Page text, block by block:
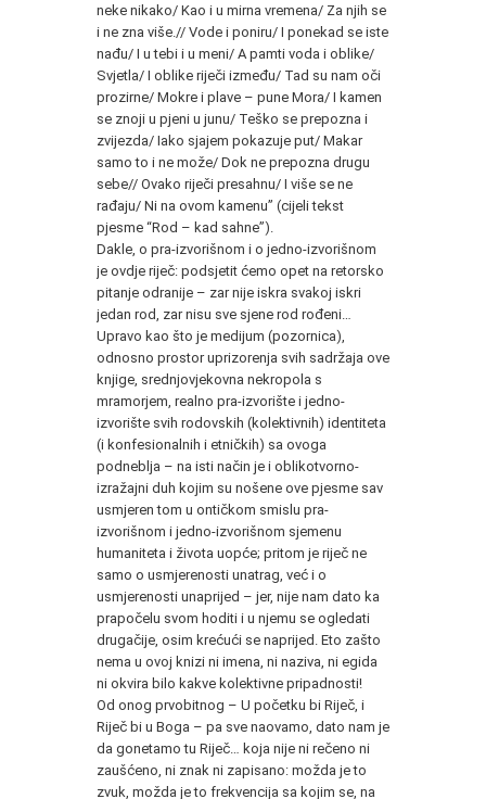
neke nikako/ Kao i u mirna vremena/ Za njih se
i ne zna više.// Vode i poniru/ I ponekad se iste
nađu/ I u tebi i u meni/ A pamti voda i oblike/
Svjetla/ I oblike riječi između/ Tad su nam oči
prozirne/ Mokre i plave – pune Mora/ I kamen
se znoji u pjeni u junu/ Teško se prepozna i
zvijezda/ Iako sjajem pokazuje put/ Makar
samo to i ne može/ Dok ne prepozna drugu
sebe// Ovako riječi presahnu/ I više se ne
rađaju/ Ni na ovom kamenu” (cijeli tekst
pjesme “Rod – kad sahne”).
Dakle, o pra-izvorišnom i o jedno-izvorišnom
je ovdje riječ: podsjetit ćemo opet na retorsko
pitanje odranije – zar nije iskra svakoj iskri
jedan rod, zar nisu sve sjene rod rođeni…
Upravo kao što je medijum (pozornica),
odnosno prostor uprizorenja svih sadržaja ove
knjige, srednjovjekovna nekropola s
mramorjem, realno pra-izvorište i jedno-
izvorište svih rodovskih (kolektivnih) identiteta
(i konfesionalnih i etničkih) sa ovoga
podneblja – na isti način je i oblikotvorno-
izražajni duh kojim su nošene ove pjesme sav
usmjeren tom u ontičkom smislu pra-
izvorišnom i jedno-izvorišnom sjemenu
humaniteta i života uopće; pritom je riječ ne
samo o usmjerenosti unatrag, već i o
usmjerenosti unaprijed – jer, nije nam dato ka
prapočelu svom hoditi i u njemu se ogledati
drugačije, osim krećući se naprijed. Eto zašto
nema u ovoj knizi ni imena, ni naziva, ni egida
ni okvira bilo kakve kolektivne pripadnosti!
Od onog prvobitnog – U početku bi Riječ, i
Riječ bi u Boga – pa sve naovamo, dato nam je
da gonetamo tu Riječ… koja nije ni rečeno ni
zaušćeno, ni znak ni zapisano: možda je to
zvuk, možda je to frekvencija sa kojim se, na